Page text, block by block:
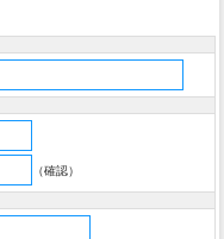
（確認）